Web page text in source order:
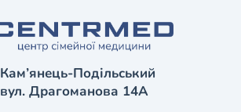
Кам’янець-Подільський
вул. Драгоманова 14А